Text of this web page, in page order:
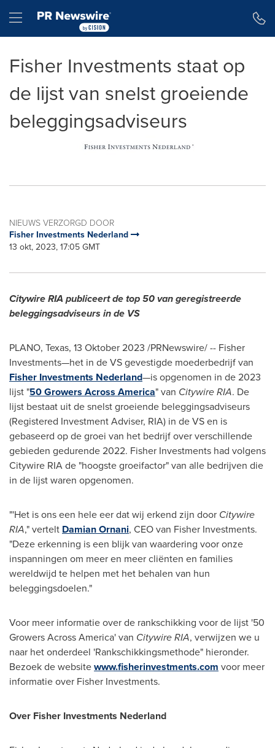
Hamburger menu
Fisher Investments staat op
de lijst van snelst groeiende
beleggingsadviseurs
NIEUWS VERZORGD DOOR
Fisher Investments Nederland
13 okt, 2023, 17:05 GMT
Citywire RIA publiceert de top 50 van geregistreerde
beleggingsadviseurs in de VS
PLANO, Texas, 13 Oktober 2023 /PRNewswire/ -- Fisher
Investments—het in de VS gevestigde moederbedrijf van
Fisher Investments Nederland—is opgenomen in de 2023
lijst "50 Growers Across America" van Citywire RIA. De
lijst bestaat uit de snelst groeiende beleggingsadviseurs
(Registered Investment Adviser, RIA) in de VS en is
gebaseerd op de groei van het bedrijf over verschillende
gebieden gedurende 2022. Fisher Investments had volgens
Citywire RIA de "hoogste groeifactor" van alle bedrijven die
in de lijst waren opgenomen.
"'Het is ons een hele eer dat wij erkend zijn door Citywire
RIA," vertelt Damian Ornani, CEO van Fisher Investments.
"Deze erkenning is een blijk van waardering voor onze
inspanningen om meer en meer cliënten en families
wereldwijd te helpen met het behalen van hun
beleggingsdoelen."
Voor meer informatie over de rankschikking voor de lijst '50
Growers Across America' van Citywire RIA, verwijzen we u
naar het onderdeel 'Rankschikkingsmethode" hieronder.
Bezoek de websitewww.fisherinvestments.com voor meer
informatie over Fisher Investments.
Over Fisher Investments Nederland